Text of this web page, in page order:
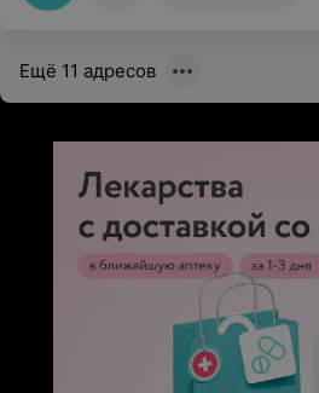
ужасное обслуживание! Хорошо, что
Ещё 11 адресов